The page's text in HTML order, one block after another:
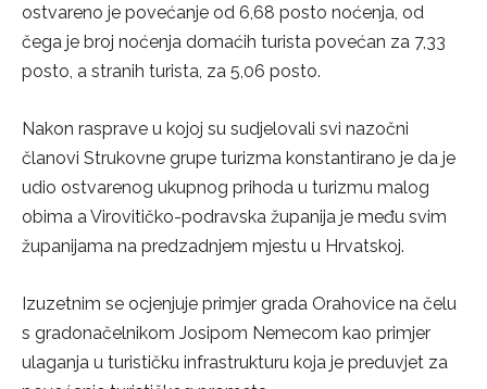
ostvareno je povećanje od 6,68 posto noćenja, od
čega je broj noćenja domaćih turista povećan za 7,33
posto, a stranih turista, za 5,06 posto.
Nakon rasprave u kojoj su sudjelovali svi nazočni
članovi Strukovne grupe turizma konstantirano je da je
udio ostvarenog ukupnog prihoda u turizmu malog
obima a Virovitičko-podravska županija je među svim
županijama na predzadnjem mjestu u Hrvatskoj.
Izuzetnim se ocjenjuje primjer grada Orahovice na čelu
s gradonačelnikom Josipom Nemecom kao primjer
ulaganja u turističku infrastrukturu koja je preduvjet za